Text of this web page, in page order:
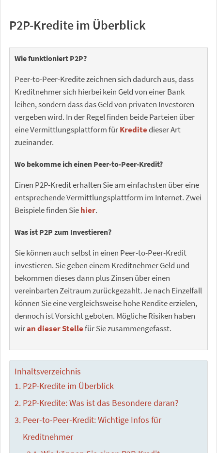
P2P-Kredite im Überblick
Wie funktioniert P2P?
Peer-to-Peer-Kredite zeichnen sich dadurch aus, dass
Kreditnehmer sich hierbei kein Geld von einer Bank
leihen, sondern dass das Geld von privaten Investoren
vergeben wird. In der Regel finden beide Parteien über
eine Vermittlungsplattform fürKreditedieser Art
zueinander.
Wo bekomme ich einen Peer-to-Peer-Kredit?
Einen P2P-Kredit erhalten Sie am einfachsten über eine
entsprechende Vermittlungsplattform im Internet. Zwei
Beispiele finden Siehier.
Was ist P2P zum Investieren?
Sie können auch selbst in einen Peer-to-Peer-Kredit
investieren. Sie geben einem Kreditnehmer Geld und
bekommen dieses dann plus Zinsen über einen
vereinbarten Zeitraum zurückgezahlt. Je nach Einzelfall
können Sie eine vergleichsweise hohe Rendite erzielen,
dennoch ist Vorsicht geboten. Mögliche Risiken haben
wiran dieser Stellefür Sie zusammengefasst.
Inhaltsverzeichnis
P2P-Kredite im Überblick
P2P-Kredite: Was ist das Besondere daran?
Peer-to-Peer-Kredit: Wichtige Infos für
Kreditnehmer